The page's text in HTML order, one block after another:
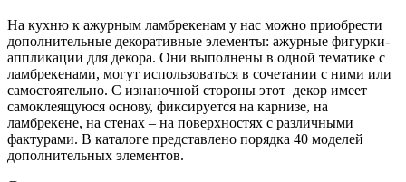
На кухню к ажурным ламбрекенам у нас можно приобрести
дополнительные декоративные элементы: ажурные фигурки-
аппликации для декора. Они выполнены в одной тематике с
ламбрекенами, могут использоваться в сочетании с ними или
самостоятельно. С изнаночной стороны этот декор имеет
самоклеящуюся основу, фиксируется на карнизе, на
ламбрекене, на стенах – на поверхностях с различными
фактурами. В каталоге представлено порядка 40 моделей
дополнительных элементов.